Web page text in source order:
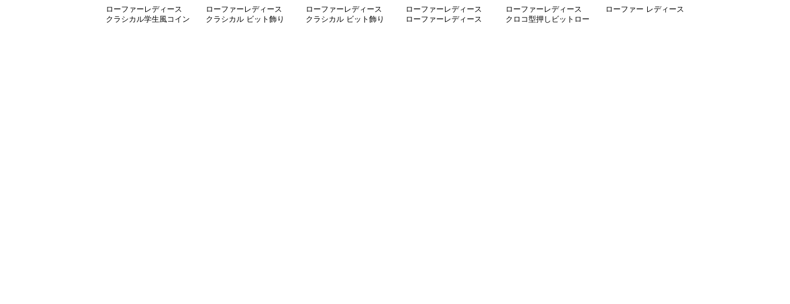
ローファーレディース
クラシカル学生風コイン
ローファーレディース
クラシカル ビット飾り
ローファーレディース
クラシカル ビット飾り
ローファーレディース
ローファーレディース
ローファーレディース
クロコ型押しビットロー
ローファー レディース